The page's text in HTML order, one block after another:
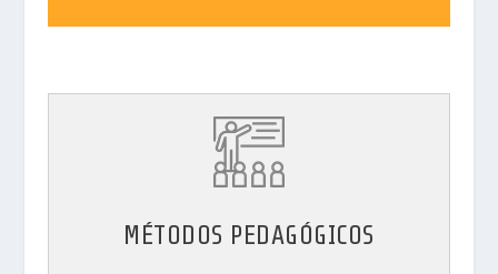
MÉTODOS PEDAGÓGICOS